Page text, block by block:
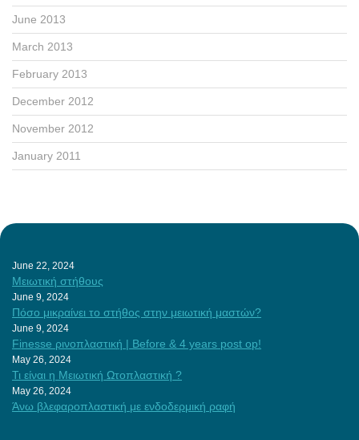
June 2013
March 2013
February 2013
December 2012
November 2012
January 2011
June 22, 2024
Μειωτική στήθους
June 9, 2024
Πόσο μικραίνει το στήθος στην μειωτική μαστών?
June 9, 2024
Finesse ρινοπλαστική | Before & 4 years post op!
May 26, 2024
Τι είναι η Μειωτική Ωτοπλαστική ?
May 26, 2024
Άνω βλεφαροπλαστική με ενδοδερμική ραφή